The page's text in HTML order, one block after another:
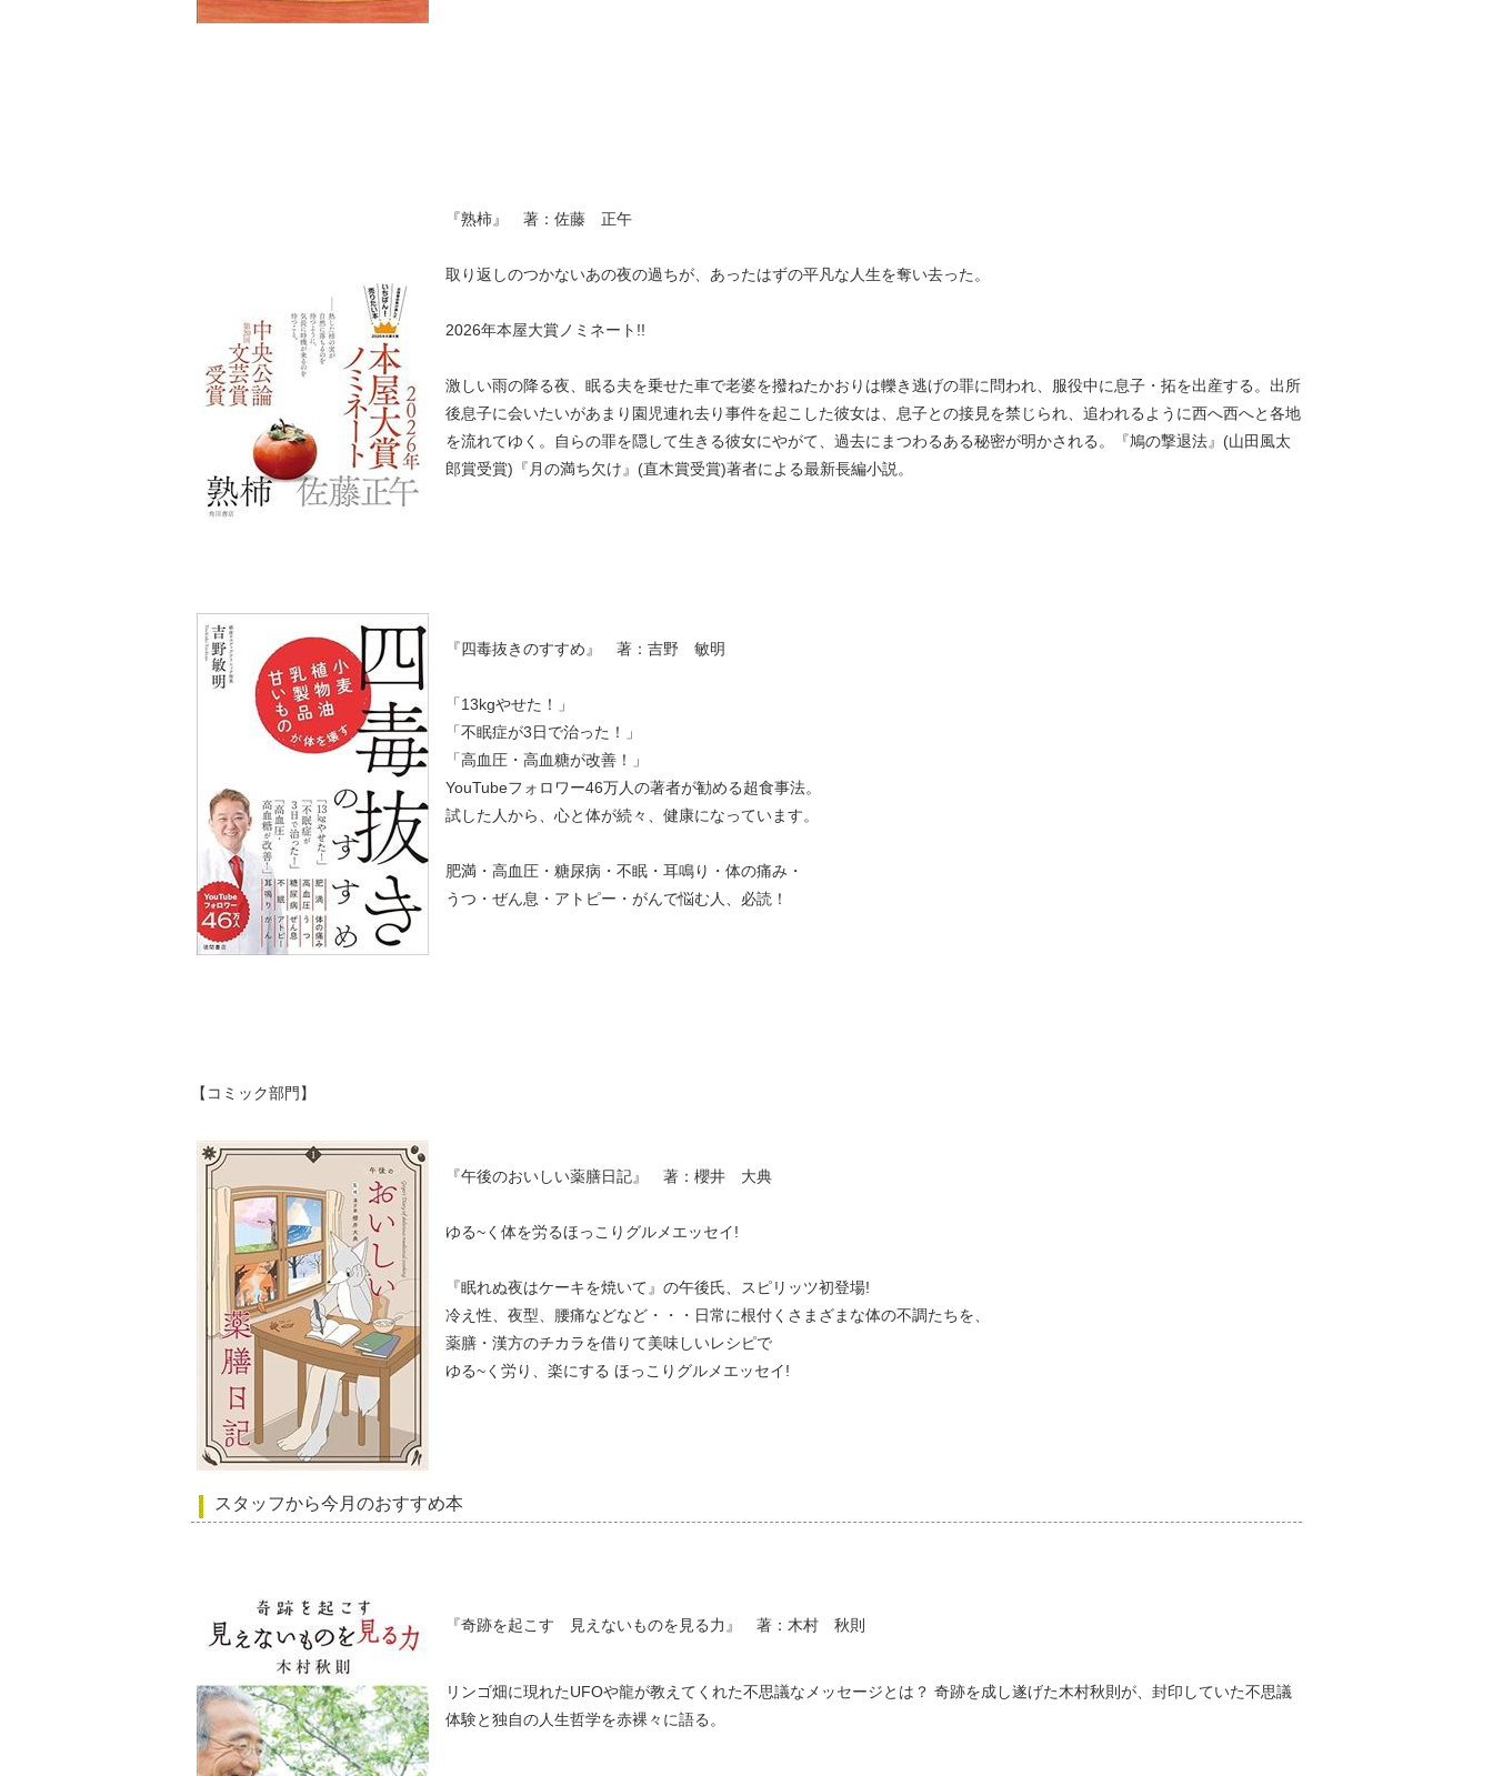
『熟柿』 著：佐藤 正午
取り返しのつかないあの夜の過ちが、あったはずの平凡な人生を奪い去った。
2026年本屋大賞ノミネート!!
激しい雨の降る夜、眠る夫を乗せた車で老婆を撥ねたかおりは轢き逃げの罪に問われ、服役中に息子・拓を出産する。出所
後息子に会いたいがあまり園児連れ去り事件を起こした彼女は、息子との接見を禁じられ、追われるように西へ西へと各地
を流れてゆく。自らの罪を隠して生きる彼女にやがて、過去にまつわるある秘密が明かされる。『鳩の撃退法』(山田風太
郎賞受賞)『月の満ち欠け』(直木賞受賞)著者による最新長編小説。
『四毒抜きのすすめ』 著：吉野 敏明
「13kgやせた！」
「不眠症が3日で治った！」
「高血圧・高血糖が改善！」
YouTubeフォロワー46万人の著者が勧める超食事法。
試した人から、心と体が続々、健康になっています。
肥満・高血圧・糖尿病・不眠・耳鳴り・体の痛み・
うつ・ぜん息・アトピー・がんで悩む人、必読！
【コミック部門】
『午後のおいしい薬膳日記』 著：櫻井 大典
ゆる~く体を労るほっこりグルメエッセイ!
『眠れぬ夜はケーキを焼いて』の午後氏、スピリッツ初登場!
冷え性、夜型、腰痛などなど・・・日常に根付くさまざまな体の不調たちを、
薬膳・漢方のチカラを借りて美味しいレシピで
ゆる~く労り、楽にする ほっこりグルメエッセイ!
スタッフから今月のおすすめ本
『奇跡を起こす 見えないものを見る力』 著：木村 秋則
リンゴ畑に現れたUFOや龍が教えてくれた不思議なメッセージとは？ 奇跡を成し遂げた木村秋則が、封印していた不思議
体験と独自の人生哲学を赤裸々に語る。